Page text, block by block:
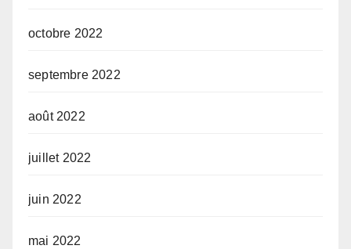
octobre 2022
septembre 2022
août 2022
juillet 2022
juin 2022
mai 2022